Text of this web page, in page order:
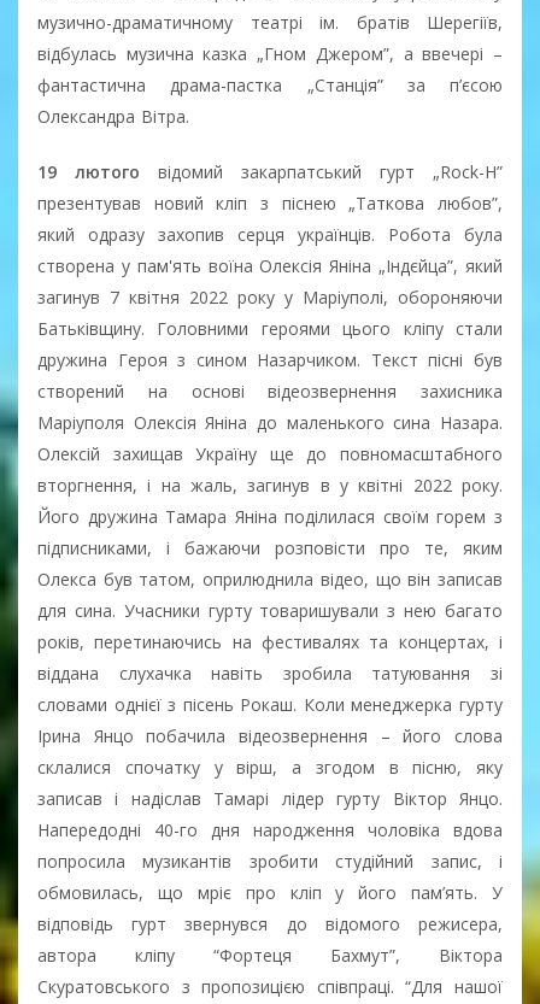
музично-драматичному театрі ім. братів Шерегіїв,
відбулась музична казка „Гном Джером”, а ввечері –
фантастична драма-пастка „Станція” за п’єсою
Олександра Вітра.
19 лютого відомий закарпатський гурт „Rock-H”
презентував новий кліп з піснею „Таткова любов”,
який одразу захопив серця українців. Робота була
створена у пам'ять воїна Олексія Яніна „Індєйца”, який
зaгинув 7 квітня 2022 року у Мapiупoлi, обороняючи
Батьківщину. Головними героями цього кліпу стали
дружина Героя з сином Назарчиком. Текст пісні був
створений на основі відеозвернення захисника
Маріуполя Олексія Яніна до маленького сина Назара.
Олексій захищав Україну ще до повномасштабного
вторгнення, і на жаль, загинув в у квітні 2022 року.
Його дружина Тамара Яніна поділилася своїм горем з
підписниками, і бажаючи розповісти про те, яким
Олекса був татом, оприлюднила відео, що він записав
для сина. Учасники гурту товаришували з нею багато
років, перетинаючись на фестивалях та концертах, і
віддана слухачка навіть зробила татуювання зі
словами однієї з пісень Рокаш. Коли менеджерка гурту
Ірина Янцо побачила відеозвернення – його слова
склалися спочатку у вірш, а згодом в пісню, яку
записав і надіслав Тамарі лідер гурту Віктор Янцо.
Напередодні 40-го дня народження чоловіка вдова
попросила музикантів зробити студійний запис, і
обмовилась, що мріє про кліп у його пам’ять. У
відповідь гурт звернувся до відомого режисера,
автора кліпу “Фортеця Бахмут”, Віктора
Скуратовського з пропозицією співпраці. “Для нашої